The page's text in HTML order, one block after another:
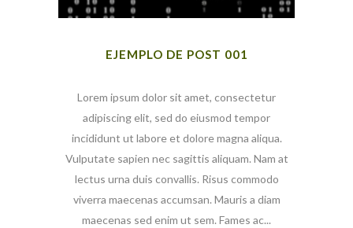
EJEMPLO DE POST 001
Lorem ipsum dolor sit amet, consectetur
adipiscing elit, sed do eiusmod tempor
incididunt ut labore et dolore magna aliqua.
Vulputate sapien nec sagittis aliquam. Nam at
lectus urna duis convallis. Risus commodo
viverra maecenas accumsan. Mauris a diam
maecenas sed enim ut sem. Fames ac...